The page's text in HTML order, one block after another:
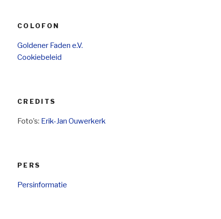
COLOFON
Goldener Faden e.V.
Cookiebeleid
CREDITS
Foto’s: Erik-Jan Ouwerkerk
PERS
Persinformatie